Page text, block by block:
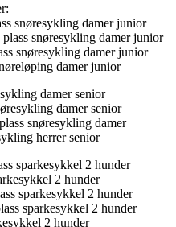
snøresykling damer junior
snøresykling damer junior
snøresykling damer junior
damer junior
damer senior
damer senior
snøresykling damer
herrer senior
sparkesykkel 2 hunder
2 hunder
sparkesykkel 2 hunder
sparkesykkel 2 hunder
2 hunder